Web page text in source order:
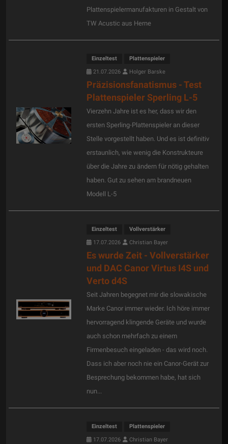
Plattenspielermanufakturen in Gestalt von
TW Acustic aus Herne
Einzeltest
Plattenspieler
21.07.2026
Holger Barske
Präzisionsfanatismus - Test
Plattenspieler Sperling L-5
Vierzehn Jahre ist es her, dass wir den
ersten Sperling-Plattenspieler an dieser
Stelle vorgestellt haben. Und es ist definitiv
erstaunlich, wie wenig die Konstrukteure
über die Jahre zu ändern für nötig gehalten
haben. Gut zu sehen am brandneuen
Modell L-5
Einzeltest
Vollverstärker
17.07.2026
Christian Bayer
Es wurde Zeit - Vollverstärker
und DAC Canor Virtus I4S und
Verto d4S
Seit Jahren begegnet mir die slowakische
Marke Canor immer wieder. Ich höre immer
hervorragend klingende Geräte und wurde
auch schon mehrfach zu einem
Firmenbesuch eingeladen - das wird noch.
Dass ich aber noch nie ein Canor-Gerät zur
Besprechung bekommen habe, hat sich
nun...
Einzeltest
Plattenspieler
17.07.2026
Christian Bayer